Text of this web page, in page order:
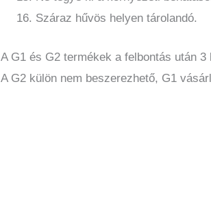
Száraz hűvös helyen tárolandó.
A G1 és G2 termékek a felbontás után 3
A G2 külön nem beszerezhető, G1